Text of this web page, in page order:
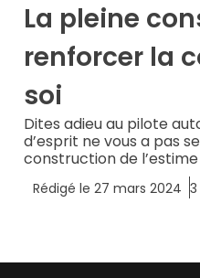
La pleine
renforcer la
soi
Dites adieu au pilote
d’esprit ne vous a pas
construction de l’estime
Rédigé le 27 mars 2024 3